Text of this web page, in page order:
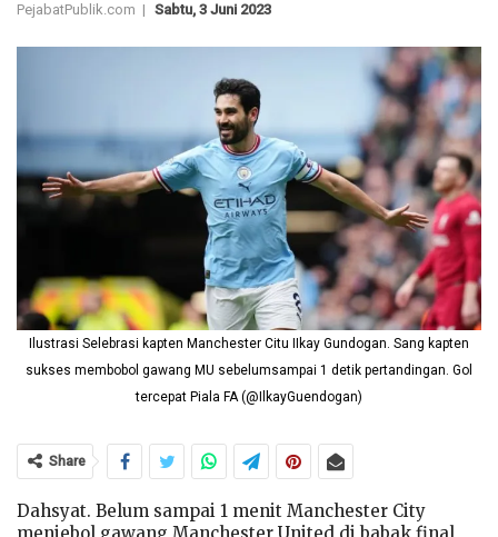
PejabatPublik.com | Sabtu, 3 Juni 2023
Ilustrasi Selebrasi kapten Manchester Citu IIkay Gundogan. Sang kapten
sukses membobol gawang MU sebelumsampai 1 detik pertandingan. Gol
tercepat Piala FA (@IlkayGuendogan)
Share
Dahsyat. Belum sampai 1 menit Manchester City